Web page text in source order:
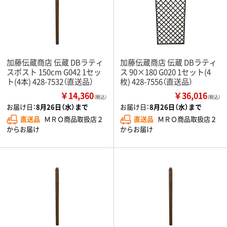
加藤伝蔵商店 伝蔵 DBラティ
スポスト 150cm G042 1セッ
ト(4本) 428-7532（直送品）
￥14,360（税込）
お届け日：8月26日（水）まで
直送品 ＭＲＯ商品取扱店２
からお届け
加藤伝蔵商店 伝蔵 DBラティ
ス 90×180 G020 1セット(4
枚) 428-7556（直送品）
￥36,016（税込）
お届け日：8月26日（水）まで
直送品 ＭＲＯ商品取扱店２
からお届け